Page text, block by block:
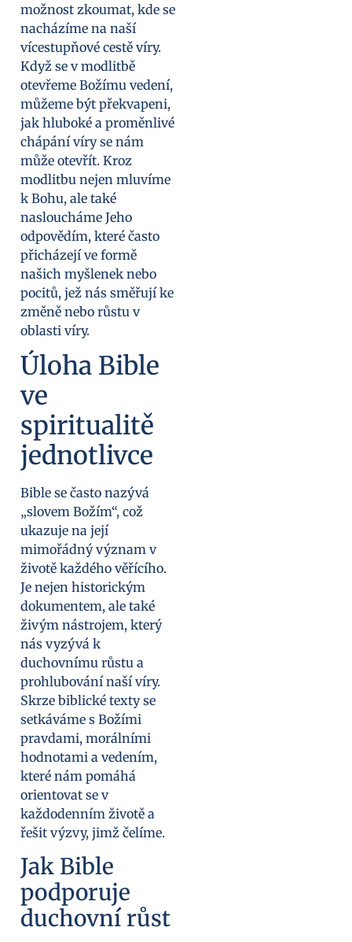
možnost zkoumat, kde se
nacházíme na naší
vícestupňové cestě víry.
Když se v modlitbě
otevřeme Božímu vedení,
můžeme být překvapeni,
jak hluboké a proměnlivé
chápání víry se nám
může otevřít. Kroz
modlitbu nejen mluvíme
k Bohu, ale také
nasloucháme Jeho
odpovědím, které často
přicházejí ve formě
našich myšlenek nebo
pocitů, jež nás směřují ke
změně nebo růstu v
oblasti víry.
Úloha Bible
ve
spiritualitě
jednotlivce
Bible se často nazývá
„slovem Božím“, což
ukazuje na její
mimořádný význam v
životě každého věřícího.
Je nejen historickým
dokumentem, ale také
živým nástrojem, který
nás vyzývá k
duchovnímu růstu a
prohlubování naší víry.
Skrze biblické texty se
setkáváme s Božími
pravdami, morálními
hodnotami a vedením,
které nám pomáhá
orientovat se v
každodenním životě a
řešit výzvy, jimž čelíme.
Jak Bible
podporuje
duchovní růst